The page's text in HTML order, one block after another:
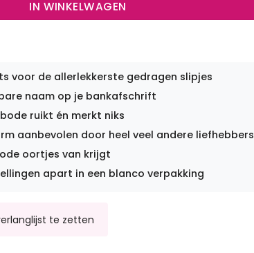
IN WINKELWAGEN
voor de allerlekkerste gedragen slipjes
naam op je bankafschrift
ruikt én merkt niks
aanbevolen door heel veel andere liefhebbers
oortjes van krijgt
apart in een blanco verpakking